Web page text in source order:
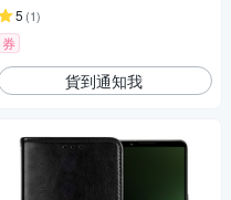
5 (1)
券
貨到通知我